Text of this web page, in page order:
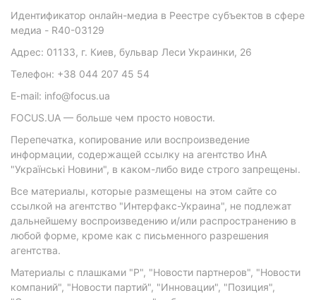
Идентификатор онлайн-медиа в Реестре субъектов в сфере
медиа - R40-03129
Адрес: 01133, г. Киев, бульвар Леси Украинки, 26
Телефон: +38 044 207 45 54
E-mail: info@focus.ua
FOCUS.UA — больше чем просто новости.
Перепечатка, копирование или воспроизведение
информации, содержащей ссылку на агентство ИнА
"Українські Новини", в каком-либо виде строго запрещены.
Все материалы, которые размещены на этом сайте со
ссылкой на агентство "Интерфакс-Украина", не подлежат
дальнейшему воспроизведению и/или распространению в
любой форме, кроме как с письменного разрешения
агентства.
Материалы с плашками "Р", "Новости партнеров", "Новости
компаний", "Новости партий", "Инновации", "Позиция",